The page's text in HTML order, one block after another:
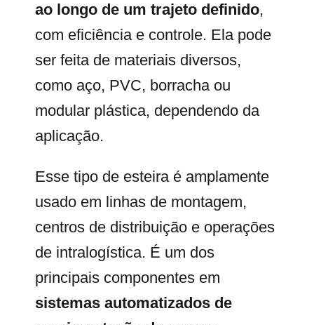
ao longo de um trajeto definido,
com eficiência e controle. Ela pode
ser feita de materiais diversos,
como aço, PVC, borracha ou
modular plástica, dependendo da
aplicação.
Esse tipo de esteira é amplamente
usado em linhas de montagem,
centros de distribuição e operações
de intralogística. É um dos
principais componentes em
sistemas automatizados de